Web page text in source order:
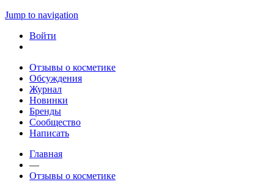
Jump to navigation
Войти
Отзывы о косметике
Обсуждения
Журнал
Новинки
Бренды
Сообщество
Написать
Главная
—
Отзывы о косметике